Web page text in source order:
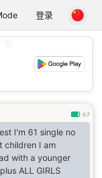
登录
💕
0.7
I'm 61 single no
children I am
with a younger
ALL GIRLS